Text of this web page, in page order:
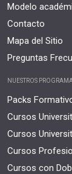
Modelo
Contacto
Mapa del Sitio
Preguntas
NUESTROS
Packs
Cursos
Cursos
Cursos
Cursos con